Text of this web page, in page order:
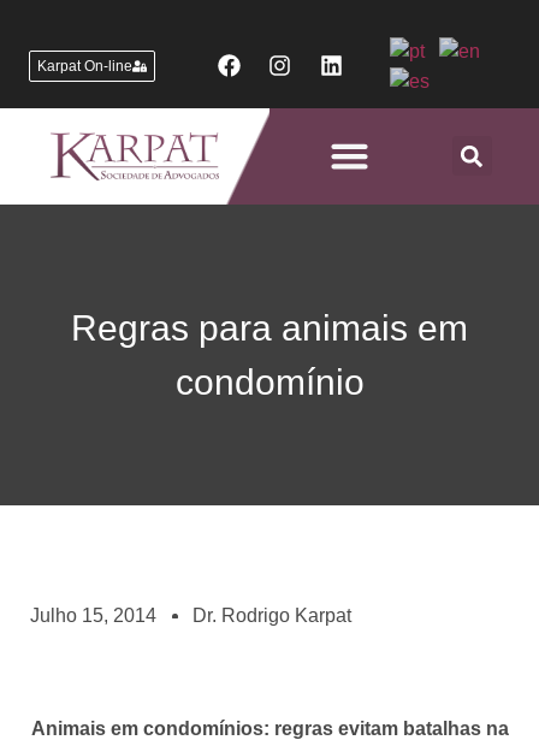
Karpat On-line
Regras para animais em
condomínio
Julho 15, 2014 Dr. Rodrigo Karpat
Animais em condomínios: regras evitam batalhas na